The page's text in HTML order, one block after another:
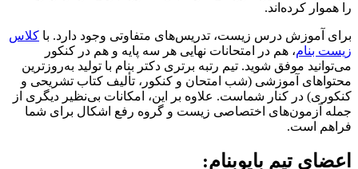
را هموار کرده‌اند.
برای آموزش درس زیست، تدریس‌های متفاوتی وجود دارد. با کلاس
زیست بنام، هم در امتحانات نهایی هر سه پایه و هم در کنکور
می‌توانید موفق شوید. تیم رتبه برتری دکتر بنام با تولید به‌روزترین
محتواهای آموزشی (شب امتحان و کنکور، تألیف کتاب تشریحی و
کنکوری) در کنار شماست. علاوه بر این، امکانات بی‌نظیر دیگری از
جمله آزمون‌های اختصاصی زیست و گروه رفع اشکال برای شما
فراهم است.
اعضای تیم بایوبنام: